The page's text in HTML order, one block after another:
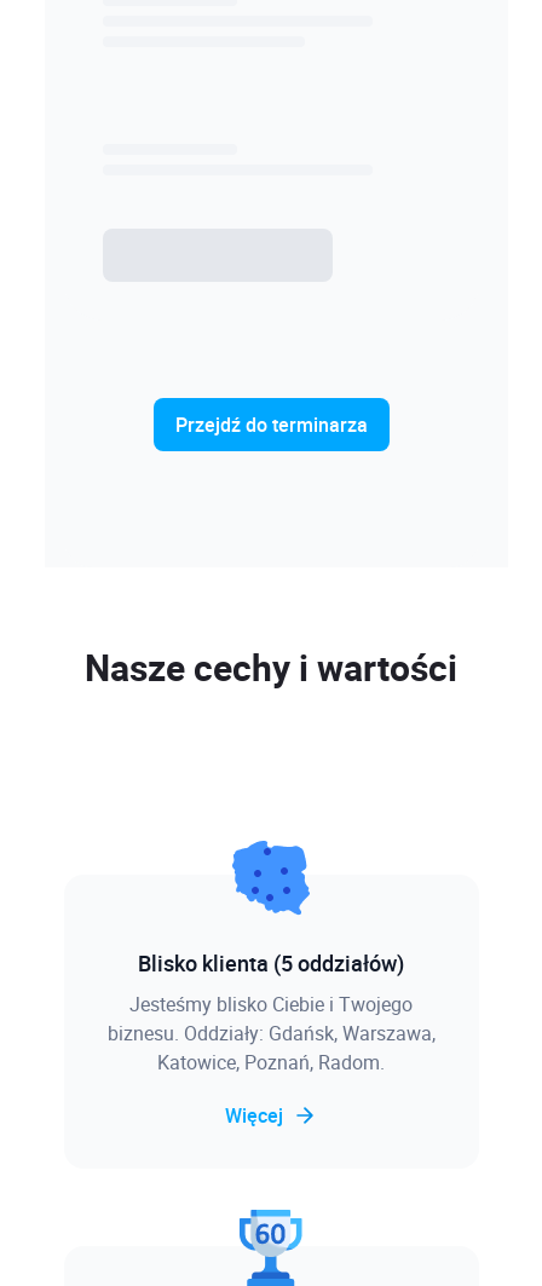
Przejdź do terminarza
Nasze cechy i wartości
Blisko klienta (5 oddziałów)
Jesteśmy blisko Ciebie i Twojego
biznesu. Oddziały: Gdańsk, Warszawa,
Katowice, Poznań, Radom.
Więcej